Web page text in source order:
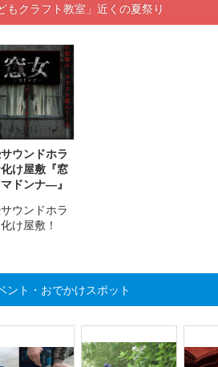
もクラフト教室」近くの夏祭り
ウンドホラ
け屋敷『窓
ドンナ―』
ウンドホラ
け屋敷！
ント・おでかけスポット